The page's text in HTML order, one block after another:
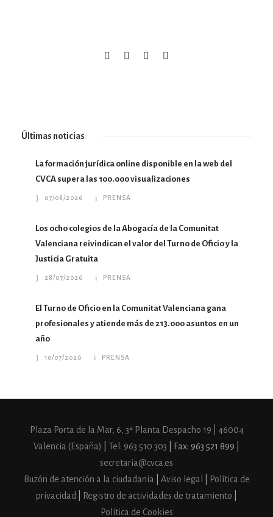
Últimas noticias
La formación jurídica online disponible en la web del
CVCA supera las 100.000 visualizaciones
07/08/2026 PRENSA
Los ocho colegios de la Abogacía de la Comunitat
Valenciana reivindican el valor del Turno de Oficio y la
Justicia Gratuita
28/07/2026 PRENSA
El Turno de Oficio en la Comunitat Valenciana gana
profesionales y atiende más de 213.000 asuntos en un
año
10/07/2026 PRENSA
Plaza Porta de la Mar, 6, 3ª Planta Despacho 19 | 46004
Valencia (España)
Tel: 963 510 303
| Fax: 963 521 899 |
secretaria@cvca.es
Buzón de atención a la ciudadanía
Aviso legal
Política de
privacidad
Registro de actividades de tratamiento
Política de Cookies